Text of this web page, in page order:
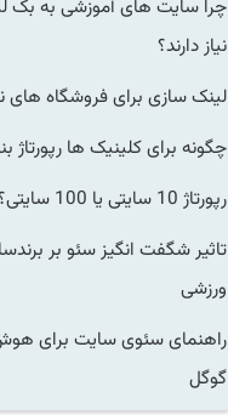
چرا سایت های آموزشی به بک
نیاز دارند؟
لینک سازی برای فروشگاه های نرم
چگونه برای کلینیک ها رپورتاژ
رپورتاژ 10 سایتی یا 100 سایتی؟
تاثیر شگفت انگیز سئو بر
ورزشی
راهنمای سئوی سایت برای
گوگل